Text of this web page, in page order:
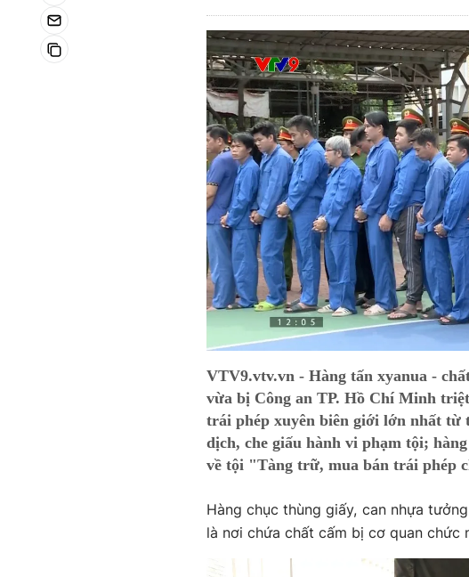
VTV9.vtv.vn - Hàng tấn xyanua -
vừa bị Công an TP. Hồ Chí Minh
trái phép xuyên biên giới lớn nhất từ
dịch, che giấu hành vi phạm tội;
về tội "Tàng trữ, mua bán trái phép
Hàng chục thùng giấy, can nhựa
là nơi chứa chất cấm bị cơ quan chức